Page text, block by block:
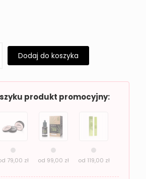
Dodaj do koszyka
produkt promocyjny:
79,00 zł od 99,00 zł od 119,00 zł